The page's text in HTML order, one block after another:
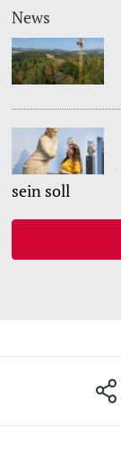
News
sein soll